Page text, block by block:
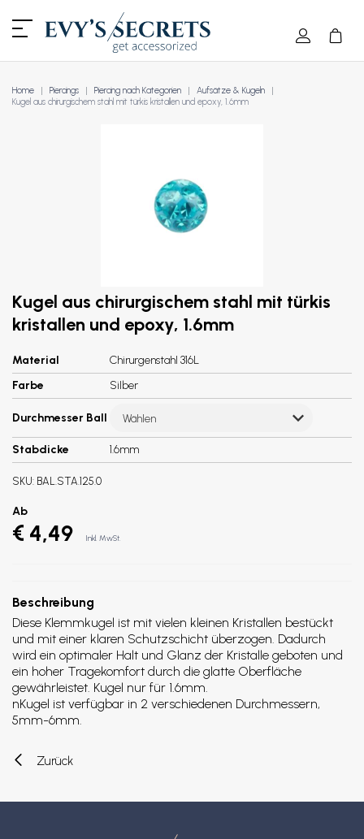
Home Piercings Piercing nach Kategorien
Aufsätze & Kugeln
Kugel aus chirurgischem stahl mit türkis kristallen und epoxy, 1.6mm
Kugel aus chirurgischem stahl mit türkis
kristallen und epoxy, 1.6mm
Material
Chirurgenstahl 316L
Farbe
Silber
Durchmesser Ball Wählen
Stabdicke 1.6mm
SKU: BAL.STA.125.0
Ab
€ 4,49 Inkl. MwSt.
Beschreibung
Diese Klemmkugel ist mit vielen kleinen Kristallen bestückt
und mit einer klaren Schutzschicht überzogen. Dadurch
wird ein optimaler Halt und Glanz der Kristalle geboten und
ein hoher Tragekomfort durch die glatte Oberfläche
gewährleistet. Kugel nur für 1.6mm.
nKugel ist verfügbar in 2 verschiedenen Durchmessern,
5mm-6mm.
Zurück